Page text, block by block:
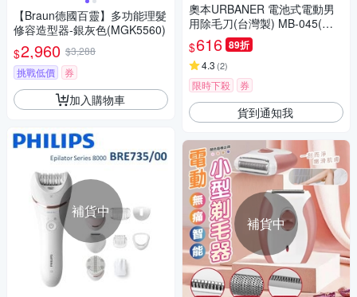
【Braun德國百靈】多功能理髮
修容造型器-銀灰色(MGK5560)
$2,960 $3,288
挑戰低價
券
加入購物車
補貨中
奧本URBANER 電池式電動男
用除毛刀(台灣製) MB-045(黑
色)
$616 89折
4.3 (2)
限時下殺 券
貨到通知我
補貨中